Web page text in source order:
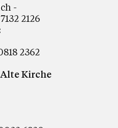
-
2126
2362
Kirche